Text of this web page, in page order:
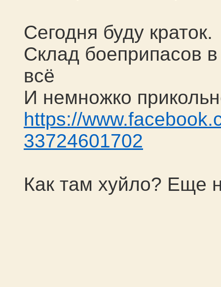
Сегодня буду краток.
Склад боеприпасов
всё
И немножко
https://
33724601702
Как там хуйло? Еще